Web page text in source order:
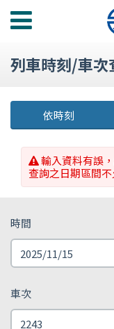
功
選
列車時刻/車次
依時刻
輸入資料有誤
查詢之日期區間
時間
車次